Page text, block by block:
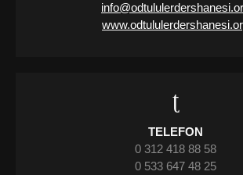
TELEFON
0 312 418 88 58
0 533 647 48 25